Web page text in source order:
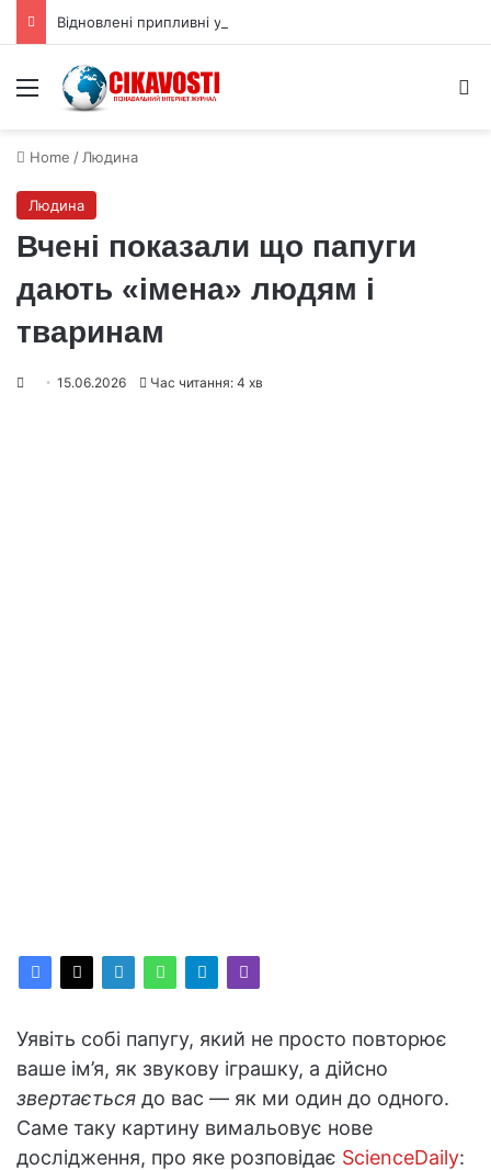
Menu
Home / Людина
Людина
Вчені показали що папуги
дають «імена» людям і
тваринам
15.06.2026 Час читання: 4 хв
Уявіть собі папугу, який не просто повторює
ваше ім’я, як звукову іграшку, а дійсно
звертається до вас — як ми один до одного.
Саме таку картину вимальовує нове
дослідження, про яке розповідає ScienceDaily: